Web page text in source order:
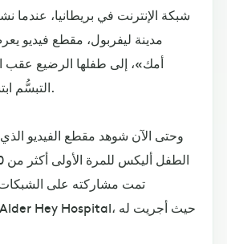
شبكة الإنترنت في بريطانيا، عندما
مدينة ليفربول، مقطع فيديو
أمك»، إلى طفلها الرضيع عقب
التبسُّم ابتسامة عريضة جميلة.
وحتى الآن شوهد مقطع الفيديو
تمت مشاركته على الشبكات